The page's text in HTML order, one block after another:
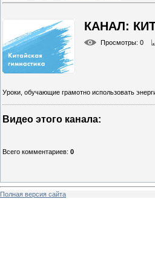
КАНАЛ:
Просмотры: 0
Уроки, обучающие грамотно использовать
Видео этого канала:
Всего комментариев: 0
Полная версия сайта